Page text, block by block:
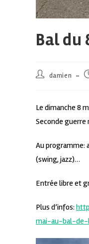
Bal du
damien
Le dimanche 8
Seconde guerre
Au programme:
(swing, jazz)…
Entrée libre et
Plus d’infos:
mai-au-bal-